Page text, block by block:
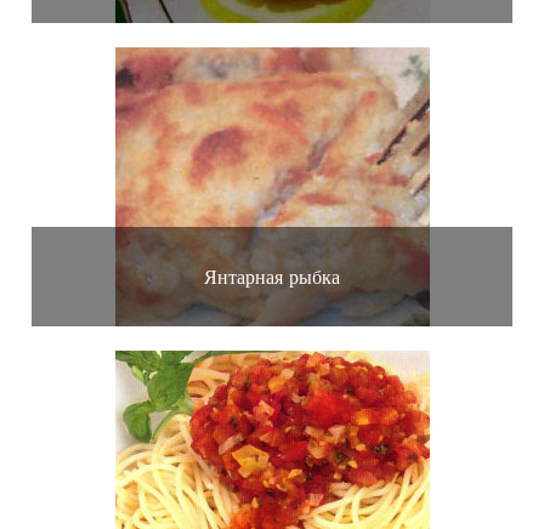
Янтарная рыбка